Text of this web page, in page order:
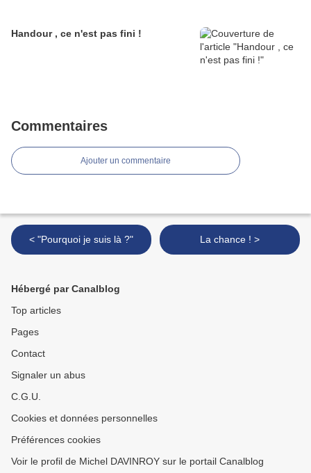
Handour , ce n'est pas fini !
Commentaires
Ajouter un commentaire
< "Pourquoi je suis là ?" La chance ! >
Hébergé par Canalblog
Top articles
Pages
Contact
Signaler un abus
C.G.U.
Cookies et données personnelles
Préférences cookies
Voir le profil de Michel DAVINROY sur le portail Canalblog